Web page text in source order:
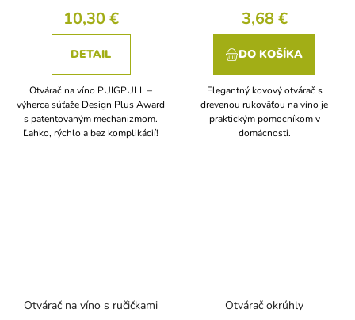
10,30 €
DETAIL
Otvárač na víno PUIGPULL –
výherca súťaže Design Plus Award
s patentovaným mechanizmom.
Ľahko, rýchlo a bez komplikácií!
3,68 €
DO KOŠÍKA
Elegantný kovový otvárač s
drevenou rukoväťou na víno je
praktickým pomocníkom v
domácnosti.
Otvárač na víno s ručičkami Otvárač okrúhly